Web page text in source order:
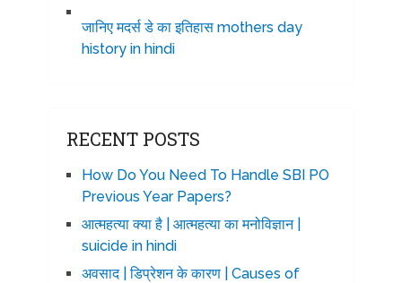
जानिए मदर्स डे का इतिहास mothers day
history in hindi
RECENT POSTS
How Do You Need To Handle SBI PO
Previous Year Papers?
आत्महत्या क्या है | आत्महत्या का मनोविज्ञान |
suicide in hindi
अवसाद | डिप्रेशन के कारण | Causes of